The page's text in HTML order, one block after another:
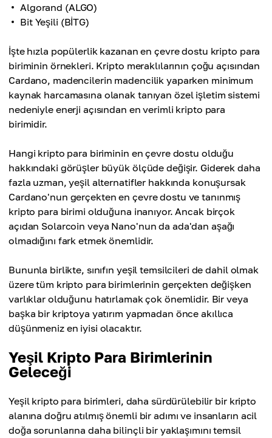
Algorand (ALGO)
Bit Yeşili (BİTG)
İşte hızla popülerlik kazanan en çevre dostu kripto para
biriminin örnekleri. Kripto meraklılarının çoğu açısından
Cardano, madencilerin madencilik yaparken minimum
kaynak harcamasına olanak tanıyan özel işletim sistemi
nedeniyle enerji açısından en verimli kripto para
birimidir.
Hangi kripto para biriminin en çevre dostu olduğu
hakkındaki görüşler büyük ölçüde değişir. Giderek daha
fazla uzman, yeşil alternatifler hakkında konuşursak
Cardano'nun gerçekten en çevre dostu ve tanınmış
kripto para birimi olduğuna inanıyor. Ancak birçok
açıdan Solarcoin veya Nano'nun da ada'dan aşağı
olmadığını fark etmek önemlidir.
Bununla birlikte, sınıfın yeşil temsilcileri de dahil olmak
üzere tüm kripto para birimlerinin gerçekten değişken
varlıklar olduğunu hatırlamak çok önemlidir. Bir veya
başka bir kriptoya yatırım yapmadan önce akıllıca
düşünmeniz en iyisi olacaktır.
Yeşil Kripto Para Birimlerinin
Geleceği
Yeşil kripto para birimleri, daha sürdürülebilir bir kripto
alanına doğru atılmış önemli bir adımı ve insanların acil
doğa sorunlarına daha bilinçli bir yaklaşımını temsil